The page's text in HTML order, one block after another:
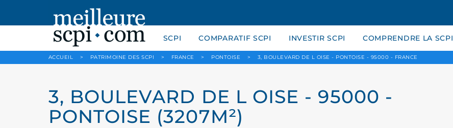
SCPI COMPARATIF SCPI INVESTIR SCPI COMPRENDRE LA SCPI
ACCUEIL > PATRIMOINE DES SCPI > FRANCE > PONTOISE > 3, BOULEVARD DE L OISE - PONTOISE - 95000 - FRANCE
3, BOULEVARD DE L OISE - 95000 -
PONTOISE (3207M²)